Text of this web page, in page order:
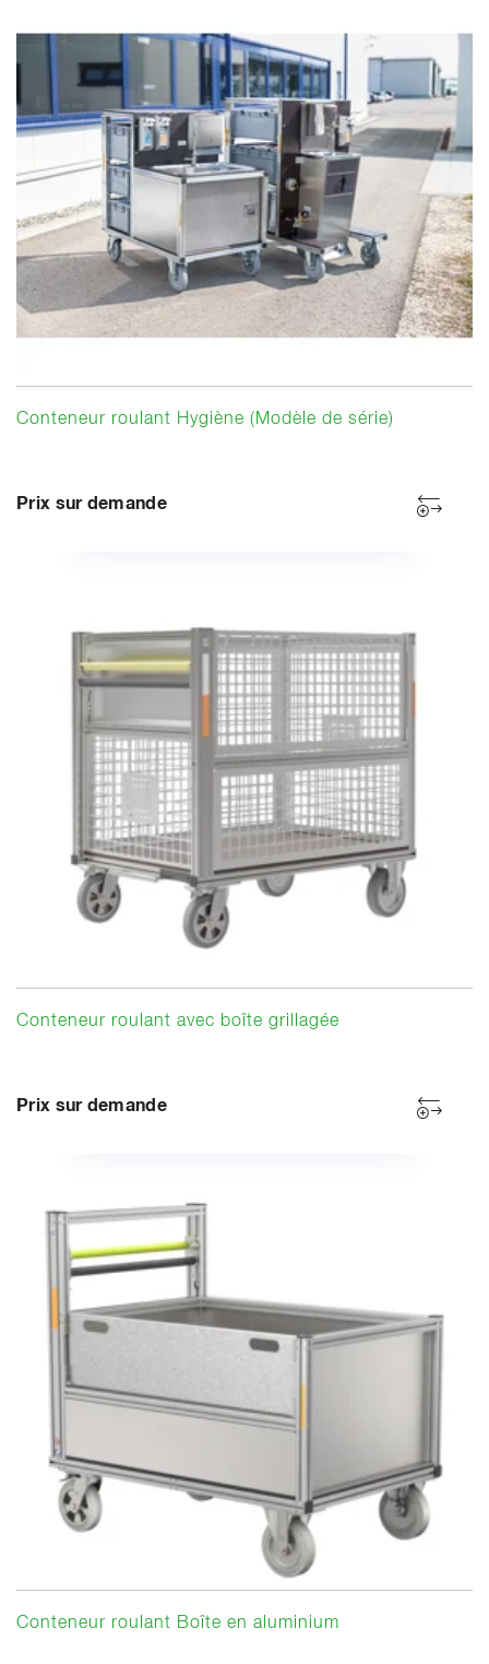
Conteneur roulant Hygiène (Modèle de série)
Prix sur demande
Conteneur roulant avec boîte grillagée
Prix sur demande
Conteneur roulant Boîte en aluminium